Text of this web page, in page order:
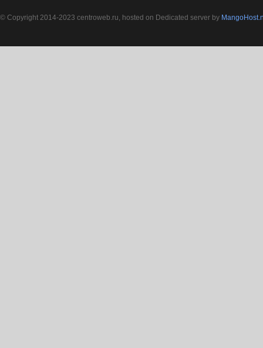
© Copyright 2014-2023 centroweb.ru, hosted on Dedicated server by